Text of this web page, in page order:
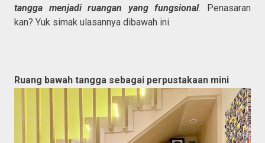
tangga menjadi ruangan yang fungsional. Penasaran
kan? Yuk simak ulasannya dibawah ini.
Ruang bawah tangga sebagai perpustakaan mini